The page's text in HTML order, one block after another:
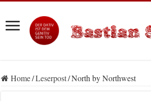
Home/Leserpost/North by Northwest